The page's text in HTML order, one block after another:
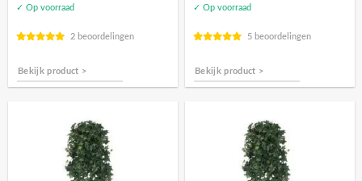
✓ Op voorraad
2 beoordelingen
Bekijk product >
✓ Op voorraad
5 beoordelingen
Bekijk product >